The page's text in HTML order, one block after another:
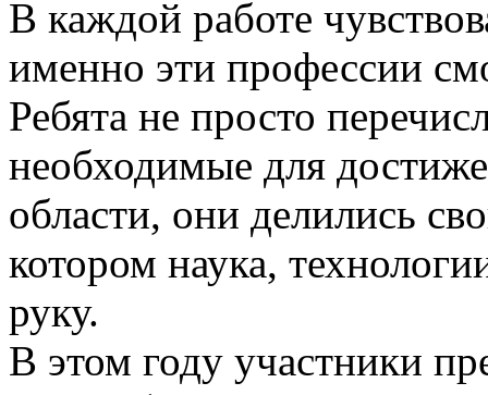
В каждой работе
именно эти профессии
Ребята не просто
необходимые для
области, они делились
котором наука,
руку.
В этом году участники